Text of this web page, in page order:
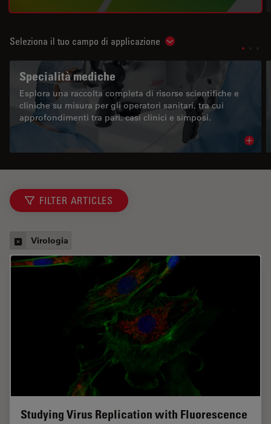
Seleziona il tuo campo di applicazione Show subnavigation
Specialità mediche
Esplora una raccolta completa di risorse scientifiche e
cliniche su misura per gli operatori sanitari, tra cui
approfondimenti tra pari, casi clinici e simposi.
FILTER ARTICLES
Virologia
Studying Virus Replication with Fluorescence